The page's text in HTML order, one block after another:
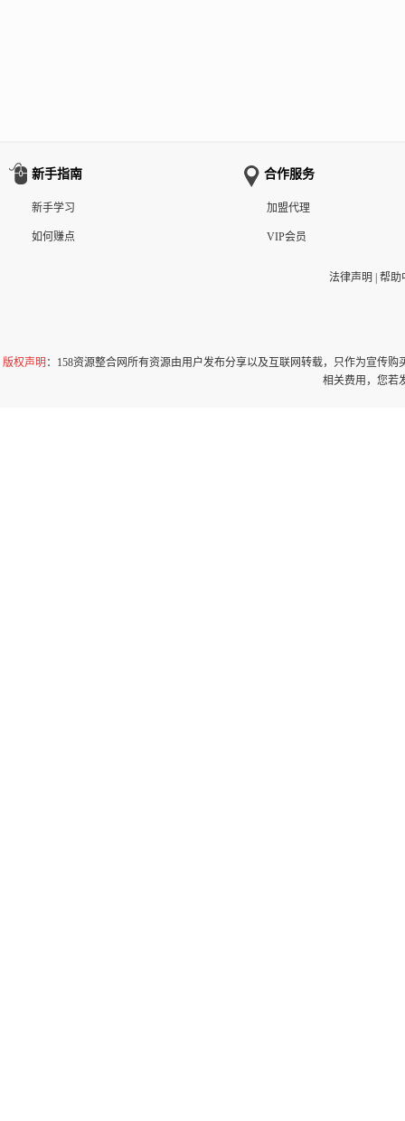
新手指南
新手学习
如何赚点
合作服务
加盟代理
VIP会员
法律声明 帮助
版权声明 ：158资源整合网所有资源由用户发布分享以及互联网转载，只作为宣传
相关费用，您若